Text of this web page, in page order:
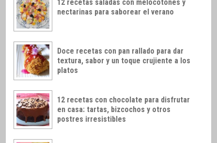
12 recetas saladas con melocotones y
nectarinas para saborear el verano
Doce recetas con pan rallado para dar
textura, sabor y un toque crujiente a los
platos
12 recetas con chocolate para disfrutar
en casa: tartas, bizcochos y otros
postres irresistibles